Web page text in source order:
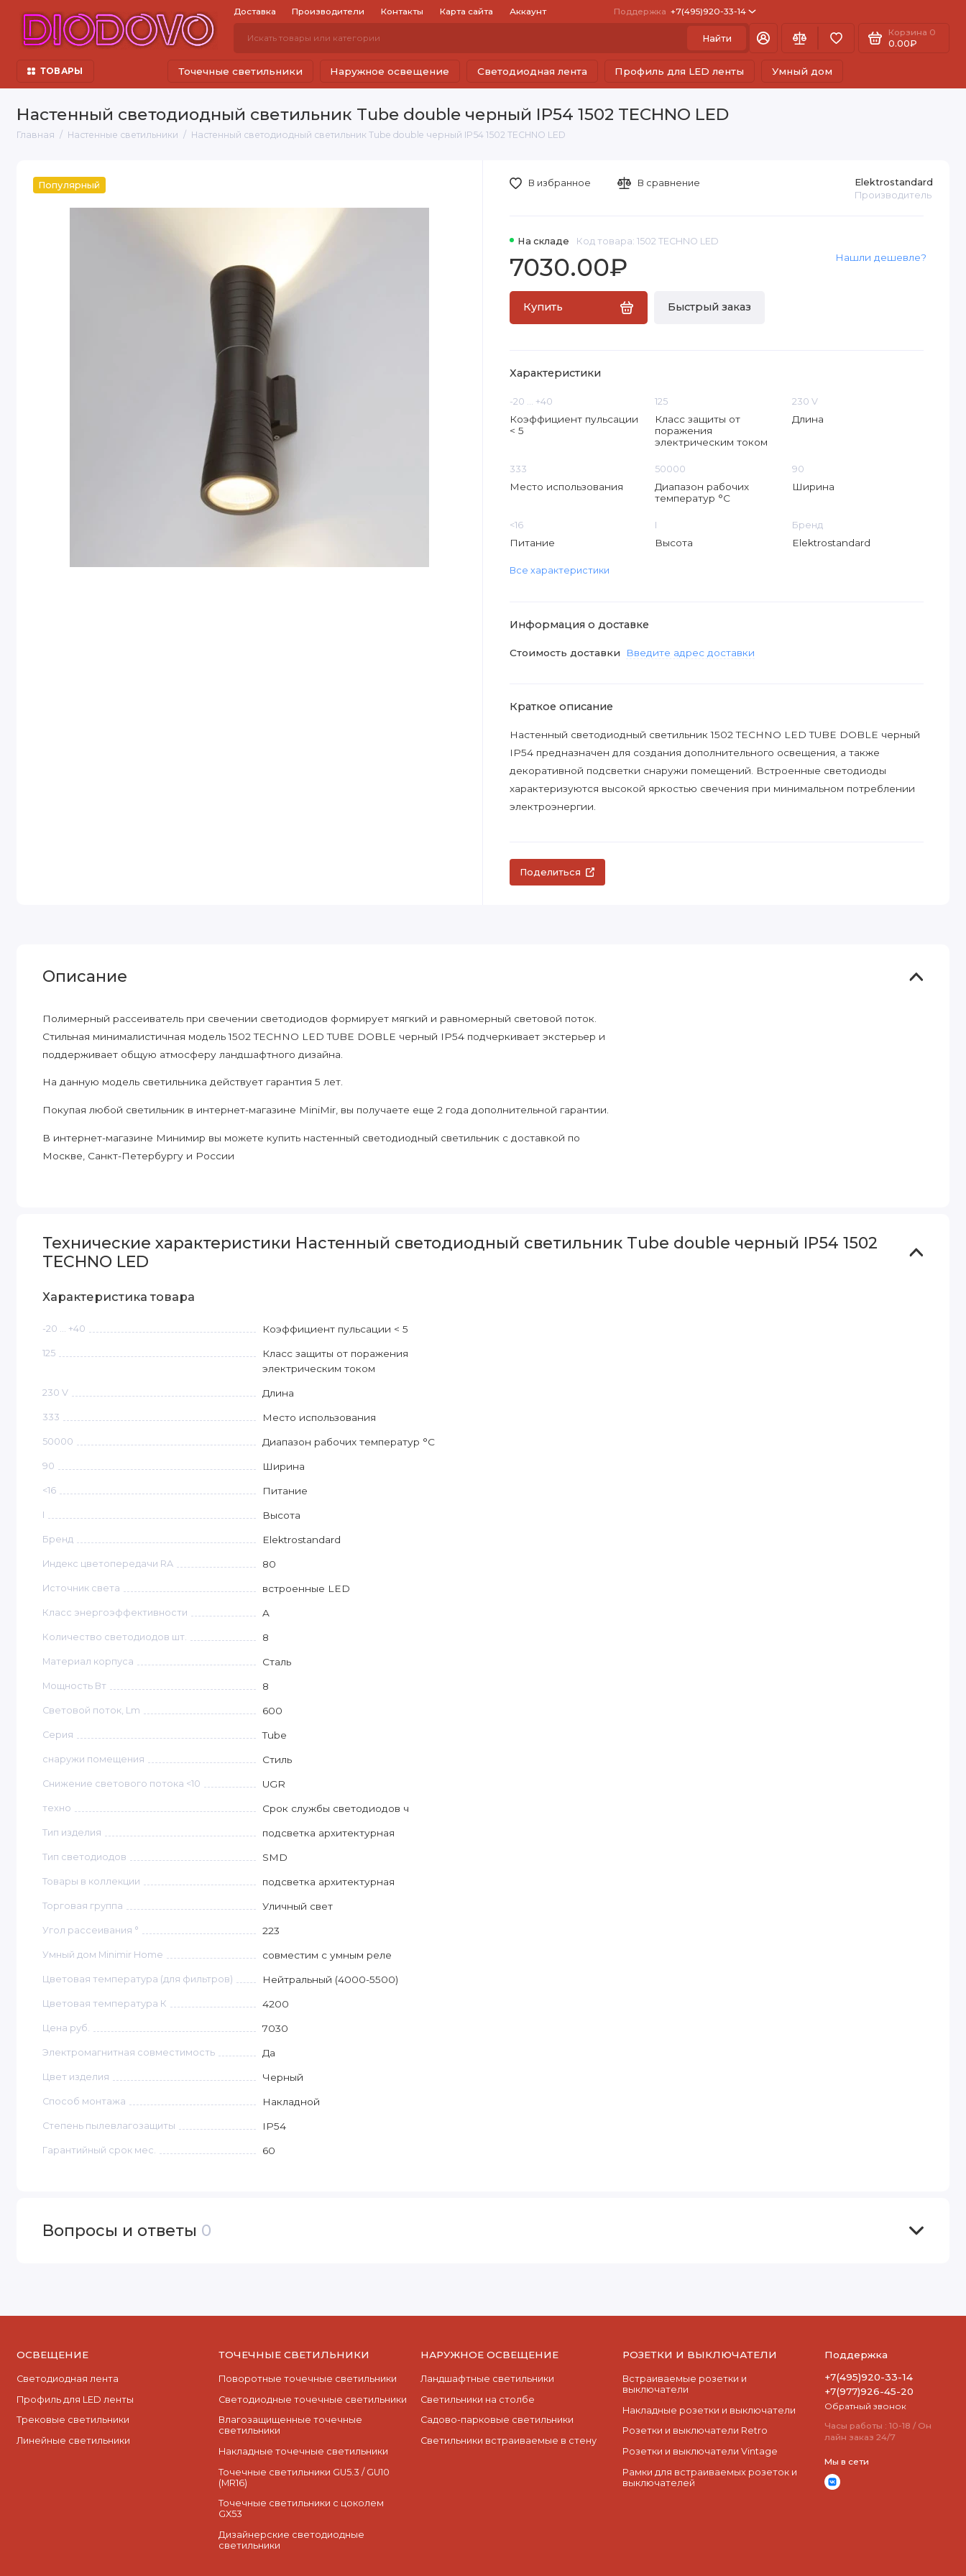
Доставка Производители Контакты Карта сайта Аккаунт Поддержка +7(495)920-33-14
Найти
Корзина 0
0.00₽
ТОВАРЫ Точечные светильники Наружное освещение Светодиодная лента Профиль для LED ленты Умный дом
Настенный светодиодный светильник Tube double черный IP54 1502 TECHNO LED
Главная Настенные светильники Настенный светодиодный светильник Tube double черный IP54 1502 TECHNO LED
Популярный
На складе Код товара: 1502 TECHNO LED
Elektrostandard
Производитель
7030.00₽
Купить Быстрый заказ
Нашли дешевле?
В избранное В сравнение
Характеристики
-20 ... +40
Коэффициент пульсации
< 5
125
Класс защиты от
поражения
электрическим током
230 V
Длина
333
Место использования
50000
Диапазон рабочих
температур °C
90
Ширина
<16
Питание
I
Высота
Бренд
Elektrostandard
Все характеристики
Информация о доставке
Стоимость доставки Введите адрес доставки
Краткое описание
Настенный светодиодный светильник 1502 TECHNO LED TUBE DOBLE черный
IP54 предназначен для создания дополнительного освещения, а также
декоративной подсветки снаружи помещений. Встроенные светодиоды
характеризуются высокой яркостью свечения при минимальном потреблении
электроэнергии.
Поделиться
Описание
Полимерный рассеиватель при свечении светодиодов формирует мягкий и равномерный световой поток.
Стильная минималистичная модель 1502 TECHNO LED TUBE DOBLE черный IP54 подчеркивает экстерьер и
поддерживает общую атмосферу ландшафтного дизайна.
На данную модель светильника действует гарантия 5 лет.
Покупая любой светильник в интернет-магазине MiniMir, вы получаете еще 2 года дополнительной гарантии.
В интернет-магазине Минимир вы можете купить настенный светодиодный светильник с доставкой по
Москве, Санкт-Петербургу и России
Технические характеристики Настенный светодиодный светильник Tube double черный IP54 1502
TECHNO LED
Характеристика товара
-20 ... +40 Коэффициент пульсации < 5
125
Класс защиты от поражения
электрическим током
230 V Длина
333 Место использования
50000 Диапазон рабочих температур °C
90 Ширина
<16 Питание
I Высота
Бренд Elektrostandard
Индекс цветопередачи RA 80
Источник света встроенные LED
Класс энергоэффективности A
Количество светодиодов шт. 8
Материал корпуса Сталь
Мощность Вт 8
Световой поток, Lm 600
Серия Tube
снаружи помещения Стиль
Снижение светового потока <10 UGR
техно Срок службы светодиодов ч
Тип изделия подсветка архитектурная
Тип светодиодов SMD
Товары в коллекции подсветка архитектурная
Торговая группа Уличный свет
Угол рассеивания ° 223
Умный дом Minimir Home совместим с умным реле
Цветовая температура (для фильтров) Нейтральный (4000-5500)
Цветовая температура К 4200
Цена руб. 7030
Электромагнитная совместимость Да
Цвет изделия Черный
Способ монтажа Накладной
Степень пылевлагозащиты IP54
Гарантийный срок мес. 60
Вопросы и ответы 0
ОСВЕЩЕНИЕ
Светодиодная лента
Профиль для LED ленты
Трековые светильники
Линейные светильники
ТОЧЕЧНЫЕ СВЕТИЛЬНИКИ
Поворотные точечные светильники
Cветодиодные точечные светильники
Влагозащищенные точечные
светильники
Накладные точечные светильники
Точечные светильники GU5.3 / GU10
(MR16)
Точечные светильники с цоколем
GX53
Дизайнерские светодиодные
светильники
НАРУЖНОЕ ОСВЕЩЕНИЕ
Ландшафтные светильники
Светильники на столбе
Садово-парковые светильники
Светильники встраиваемые в стену
РОЗЕТКИ И ВЫКЛЮЧАТЕЛИ
Встраиваемые розетки и
выключатели
Накладные розетки и выключатели
Розетки и выключатели Retro
Розетки и выключатели Vintage
Рамки для встраиваемых розеток и
выключателей
Поддержка
+7(495)920-33-14
+7(977)926-45-20
Обратный звонок
Часы работы : 10-18 / Он
лайн заказ 24/7
Мы в сети